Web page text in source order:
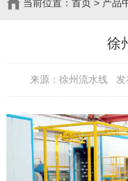
当前位置： 首页> 产品
徐
来源：徐州流水线